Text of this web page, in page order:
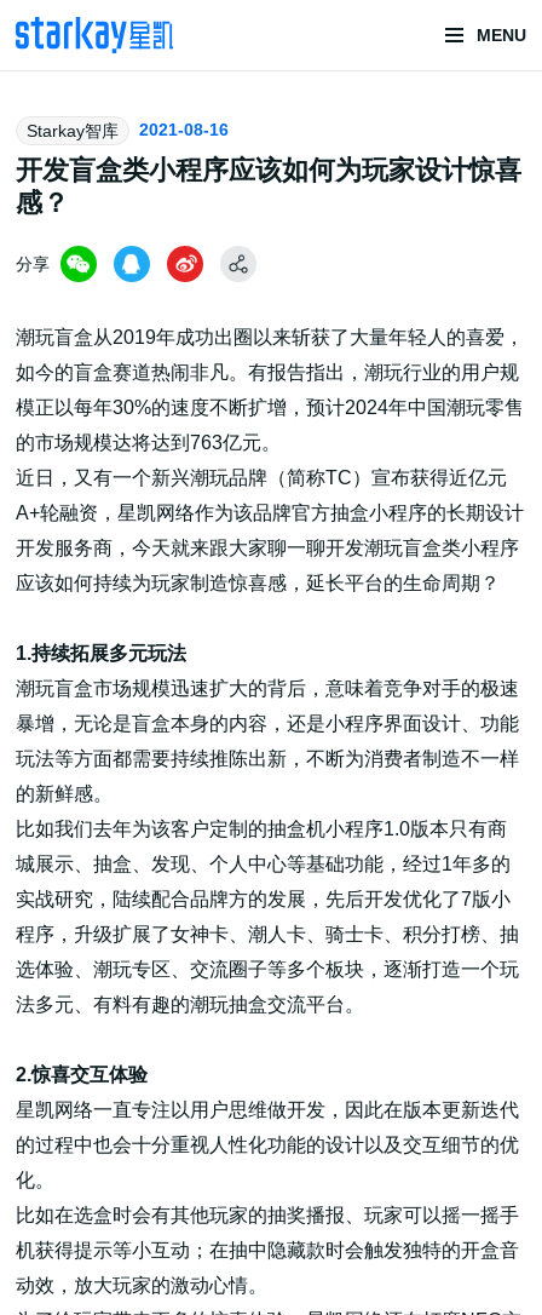
MENU
头部潮玩
技术服务商
潮玩技术解决方案
头部潮玩盲盒/谷子卡牌/二次元手办抽赏开发
一番赏/魔力赏/福袋抽赏/宝箱赏/无限赏
高端网站建设
广告大片形式做开发
Starkay智库 2021-08-16
开发盲盒类小程序应该如何为玩家设计惊喜
感？
分享
潮玩盲盒从2019年成功出圈以来斩获了大量年轻人的喜爱，
如今的盲盒赛道热闹非凡。有报告指出，潮玩行业的用户规
模正以每年30%的速度不断扩增，预计2024年中国潮玩零售
的市场规模达将达到763亿元。
近日，又有一个新兴潮玩品牌（简称TC）宣布获得近亿元
A+轮融资，星凯网络作为该品牌官方抽盒小程序的长期设计
开发服务商，今天就来跟大家聊一聊开发潮玩盲盒类小程序
应该如何持续为玩家制造惊喜感，延长平台的生命周期？
1.持续拓展多元玩法
潮玩盲盒市场规模迅速扩大的背后，意味着竞争对手的极速
暴增，无论是盲盒本身的内容，还是小程序界面设计、功能
玩法等方面都需要持续推陈出新，不断为消费者制造不一样
的新鲜感。
比如我们去年为该客户定制的抽盒机小程序1.0版本只有商
城展示、抽盒、发现、个人中心等基础功能，经过1年多的
实战研究，陆续配合品牌方的发展，先后开发优化了7版小
程序，升级扩展了女神卡、潮人卡、骑士卡、积分打榜、抽
选体验、潮玩专区、交流圈子等多个板块，逐渐打造一个玩
法多元、有料有趣的潮玩抽盒交流平台。
2.惊喜交互体验
星凯网络一直专注以用户思维做开发，因此在版本更新迭代
的过程中也会十分重视人性化功能的设计以及交互细节的优
化。
比如在选盒时会有其他玩家的抽奖播报、玩家可以摇一摇手
机获得提示等小互动；在抽中隐藏款时会触发独特的开盒音
动效，放大玩家的激动心情。